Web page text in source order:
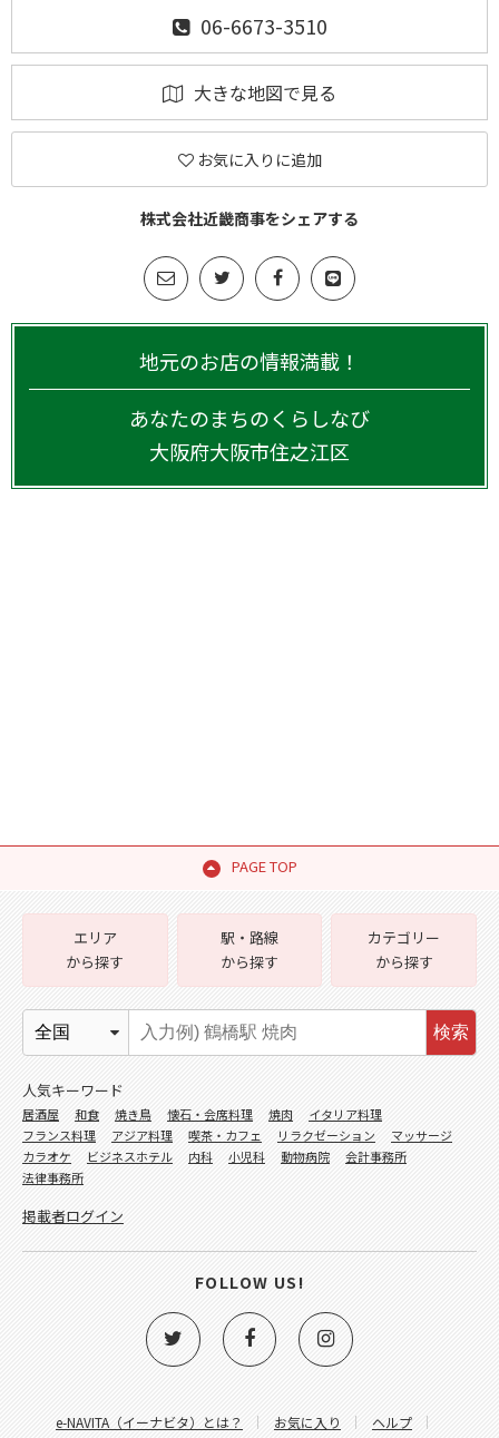
06-6673-3510
大きな地図で見る
お気に入りに追加
株式会社近畿商事をシェアする
地元のお店の情報満載！
あなたのまちのくらしなび
大阪府大阪市住之江区
PAGE TOP
e-NAVITA（イーナビタ）とは？ お気に入り ヘルプ
エリア
から探す
駅・路線
から探す
カテゴリー
から探す
検索
人気キーワード
居酒屋 和食 焼き鳥 懐石・会席料理 焼肉
イタリア料理
フランス料理
アジア料理 喫茶・カフェ リラクゼーション
マッサージ
カラオケ
ビジネスホテル 内科 小児科 動物病院
会計事務所
法律事務所
掲載者ログイン
FOLLOW US!